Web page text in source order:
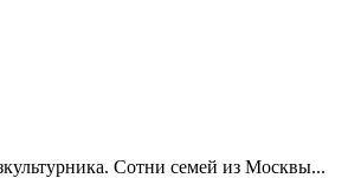
Сотни семей из Москвы...